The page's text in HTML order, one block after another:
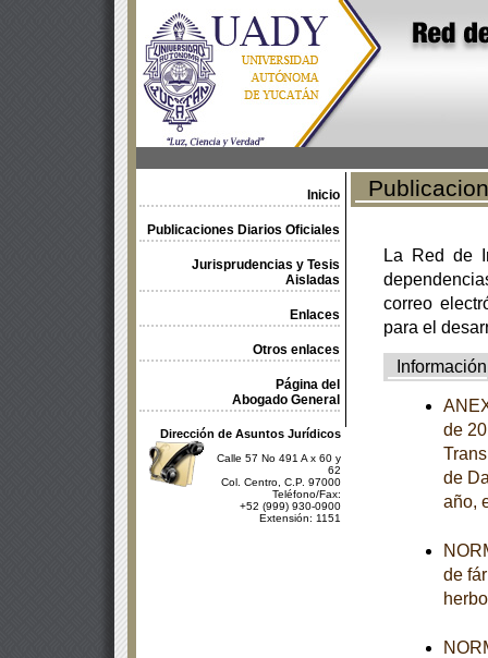
Inicio
Publicaciones Diarios Oficiales
Jurisprudencias y Tesis
Aisladas
Enlaces
Otros enlaces
Página del
Abogado General
Dirección de Asuntos Jurídicos
Calle 57 No 491 A x 60 y
62
Col. Centro, C.P. 97000
Teléfono/Fax:
+52 (999) 930-0900
Extensión: 1151
La Red de
correo
para el
Información
de
de
año,
de